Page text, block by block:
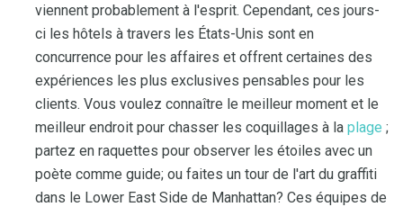
viennent probablement à l'esprit. Cependant, ces jours-
ci les hôtels à travers les États-Unis sont en
concurrence pour les affaires et offrent certaines des
expériences les plus exclusives pensables pour les
clients. Vous voulez connaître le meilleur moment et le
meilleur endroit pour chasser les coquillages à la plage ;
partez en raquettes pour observer les étoiles avec un
poète comme guide; ou faites un tour de l'art du graffiti
dans le Lower East Side de Manhattan? Ces équipes de